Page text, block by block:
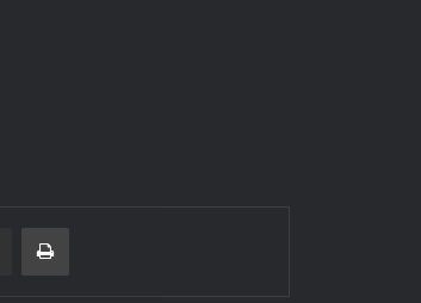
Deli po epošti Natisni